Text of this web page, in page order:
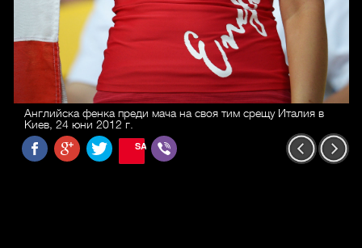
Английска фенка преди мача на своя тим срещу Италия в
Киев, 24 юни 2012 г.
SAVE